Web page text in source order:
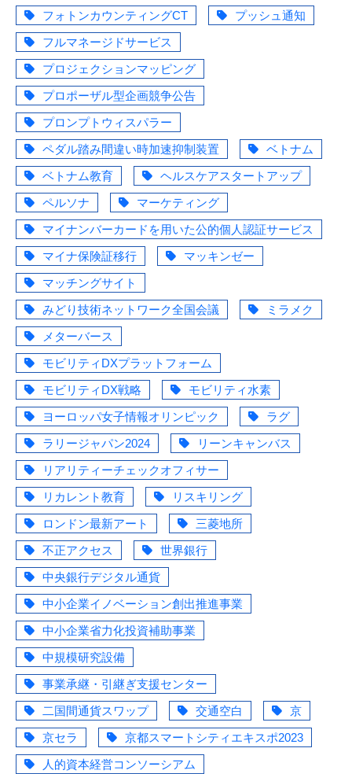
フォトンカウンティングCT
プッシュ通知
フルマネージドサービス
プロジェクションマッピング
プロポーザル型企画競争公告
プロンプトウィスパラー
ペダル踏み間違い時加速抑制装置
ベトナム
ベトナム教育
ヘルスケアスタートアップ
ペルソナ
マーケティング
マイナンバーカードを用いた公的個人認証サービス
マイナ保険証移行
マッキンゼー
マッチングサイト
みどり技術ネットワーク全国会議
ミラメク
メターバース
モビリティDXプラットフォーム
モビリティDX戦略
モビリティ水素
ヨーロッパ女子情報オリンピック
ラグ
ラリージャパン2024
リーンキャンバス
リアリティーチェックオフィサー
リカレント教育
リスキリング
ロンドン最新アート
三菱地所
不正アクセス
世界銀行
中央銀行デジタル通貨
中小企業イノベーション創出推進事業
中小企業省力化投資補助事業
中規模研究設備
事業承継・引継ぎ支援センター
二国間通貨スワップ
交通空白
京
京セラ
京都スマートシティエキスポ2023
人的資本経営コンソーシアム